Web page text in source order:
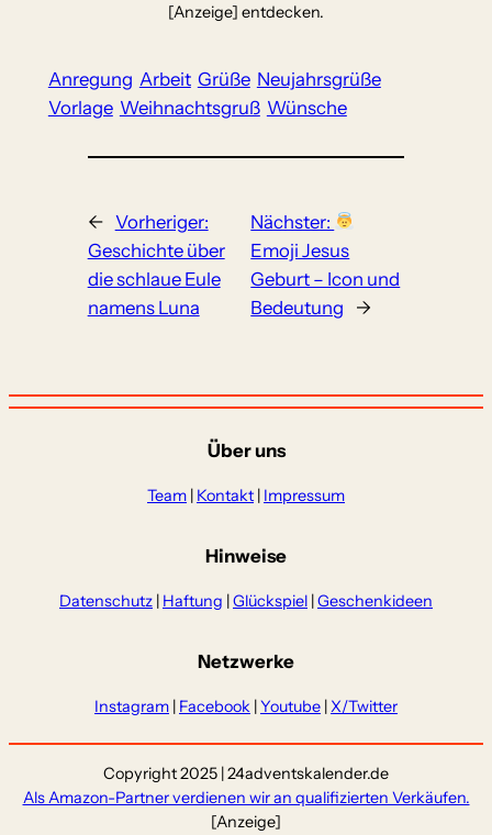
[Anzeige] entdecken.
Anregung Arbeit Grüße Neujahrsgrüße
Vorlage Weihnachtsgruß Wünsche
← Vorheriger:
Geschichte über
die schlaue Eule
namens Luna
Nächster:
Emoji Jesus
Geburt – Icon und
Bedeutung
→
Über uns
Team | Kontakt | Impressum
Hinweise
Datenschutz | Haftung |Glückspiel |Geschenkideen
Netzwerke
Instagram | Facebook |Youtube |X/Twitter
Copyright 2025 | 24adventskalender.de
Als Amazon-Partner verdienen wir an qualifizierten Verkäufen.
[Anzeige]